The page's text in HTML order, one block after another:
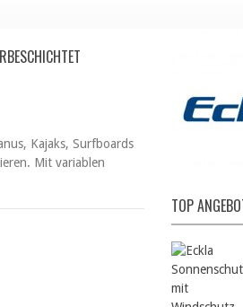
Kajaks, Surfboards
Mit variablen
TOP